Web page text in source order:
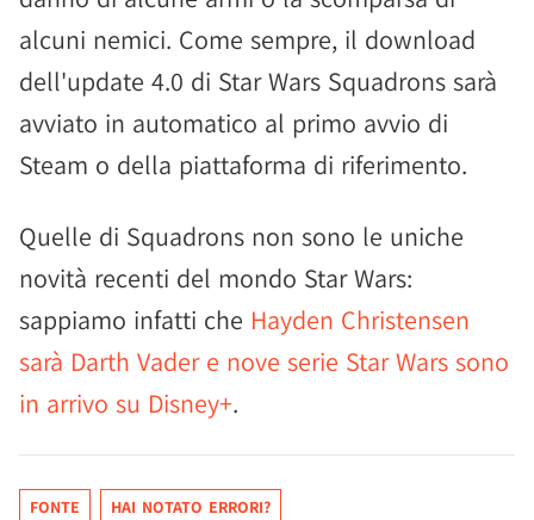
alcuni nemici. Come sempre, il download
dell'update 4.0 di Star Wars Squadrons sarà
avviato in automatico al primo avvio di
Steam o della piattaforma di riferimento.
Quelle di Squadrons non sono le uniche
novità recenti del mondo Star Wars:
sappiamo infatti che Hayden Christensen
sarà Darth Vader e nove serie Star Wars sono
in arrivo su Disney+.
FONTE HAI NOTATO ERRORI?